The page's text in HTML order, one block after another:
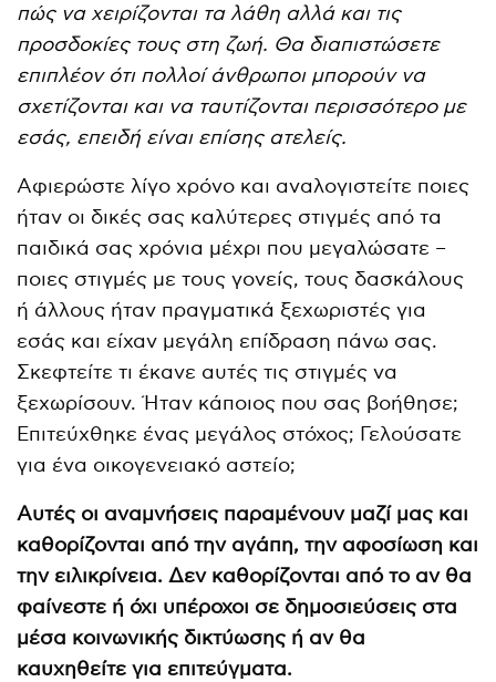
πώς να χειρίζονται τα λάθη αλλά και τις
προσδοκίες τους στη ζωή. Θα διαπιστώσετε
επιπλέον ότι πολλοί άνθρωποι μπορούν να
σχετίζονται και να ταυτίζονται περισσότερο με
εσάς, επειδή είναι επίσης ατελείς.
Αφιερώστε λίγο χρόνο και αναλογιστείτε ποιες
ήταν οι δικές σας καλύτερες στιγμές από τα
παιδικά σας χρόνια μέχρι που μεγαλώσατε –
ποιες στιγμές με τους γονείς, τους δασκάλους
ή άλλους ήταν πραγματικά ξεχωριστές για
εσάς και είχαν μεγάλη επίδραση πάνω σας.
Σκεφτείτε τι έκανε αυτές τις στιγμές να
ξεχωρίσουν. Ήταν κάποιος που σας βοήθησε;
Επιτεύχθηκε ένας μεγάλος στόχος; Γελούσατε
για ένα οικογενειακό αστείο;
Αυτές οι αναμνήσεις παραμένουν μαζί μας και
καθορίζονται από την αγάπη, την αφοσίωση και
την ειλικρίνεια. Δεν καθορίζονται από το αν θα
φαίνεστε ή όχι υπέροχοι σε δημοσιεύσεις στα
μέσα κοινωνικής δικτύωσης ή αν θα
καυχηθείτε για επιτεύγματα.